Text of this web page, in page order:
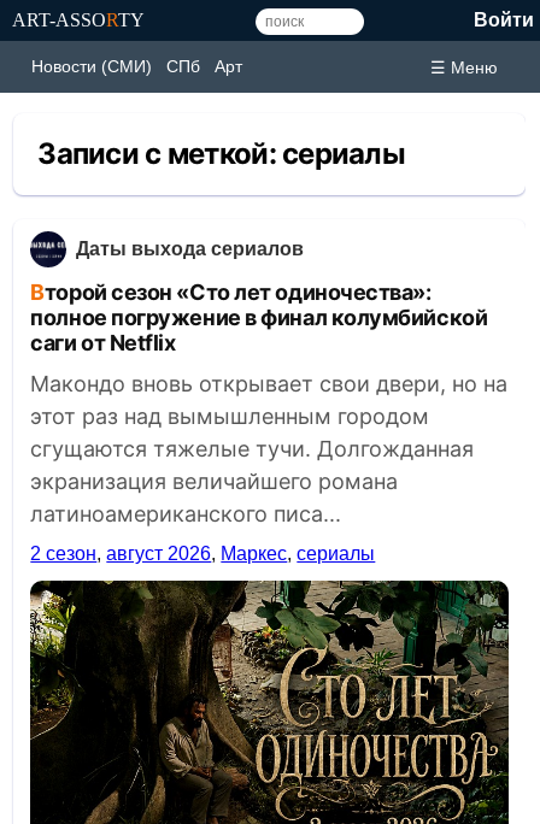
ART-ASSORTY Войти
Новости (СМИ) СПб Арт ☰ Меню
Записи с меткой: сериалы
Даты выхода сериалов
Второй сезон «Сто лет одиночества»:
полное погружение в финал колумбийской
саги от Netflix
Макондо вновь открывает свои двери, но на
этот раз над вымышленным городом
сгущаются тяжелые тучи. Долгожданная
экранизация величайшего романа
латиноамериканского писа...
2 сезон,август 2026, Маркес,сериалы